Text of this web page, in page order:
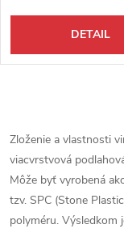
DETAIL
Zloženie a vlastnosti
viacvrstvová
Môže byť vyrobená
tzv. SPC (Stone
polyméru. Výsledkom